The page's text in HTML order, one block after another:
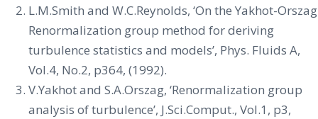
L.M.Smith and W.C.Reynolds, ‘On the Yakhot-Orszag
Renormalization group method for deriving
turbulence statistics and models’, Phys. Fluids A,
Vol.4, No.2, p364, (1992).
V.Yakhot and S.A.Orszag, ‘Renormalization group
analysis of turbulence’, J.Sci.Comput., Vol.1, p3,